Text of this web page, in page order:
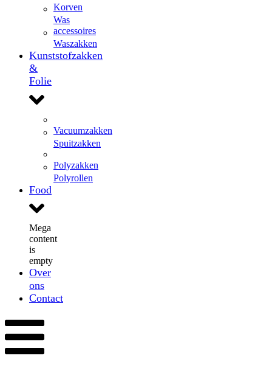
Korven
Was
accessoires
Waszakken
Kunststofzakken
&
Folie
Vacuumzakken
Spuitzakken
Polyzakken
Polyrollen
Food
Mega
content
is
empty
Over
ons
Contact